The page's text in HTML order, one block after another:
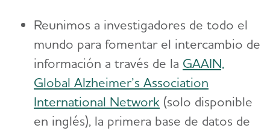
Reunimos a investigadores de todo el
mundo para fomentar el intercambio de
información a través de la GAAIN,
Global Alzheimer’s Association
International Network (solo disponible
en inglés), la primera base de datos de